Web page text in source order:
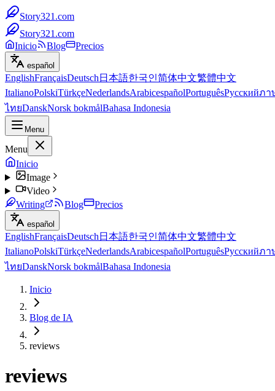
Story321.com
Story321.com
Inicio
Blog Precios
español
EnglishFrançaisDeutsch 日本語한국인简体中文繁體中文
ItalianoPolskiTürkçeNederlandsArabicespañolPortuguêsРусскийภา
ไทยDanskNorsk bokmålBahasa Indonesia
Menu
Menu
Inicio
Image
Video
Writing
Blog Precios
español
EnglishFrançaisDeutsch 日本語한국인简体中文繁體中文
ItalianoPolskiTürkçeNederlandsArabicespañolPortuguêsРусскийภา
ไทยDanskNorsk bokmålBahasa Indonesia
Inicio
Blog de IA
reviews
reviews